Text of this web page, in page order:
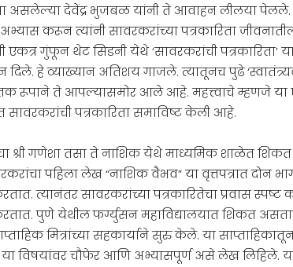
असलेल्या देवेंद्र भुजबळ यांनी ते आवाहन लीलया
करून त्यांनी सावरकरांच्या पत्रकारिता
गुंफून थेट सिडनी येथे ‘सावरकरांची पत्रकारिता’
दिले. हे व्याख्यान अतिशय गाजले. त्यातूनच पुढे
रूपाने ते आपल्यासमोर आले आहे. महत्त्वाचे म्हणजे या
सावरकरांची पत्रकारिता समाविष्ट केली आहे.
श्री गणेशा तसा ते नाशिक येथे माध्यमिक शाळेत शिकत
पहिला लेख “नाशिक वैभव” या वृत्तपत्रात दोन
त्यानंतर सावरकरांच्या पत्रकारितेचा प्रवास
पुणे येथील फर्ग्युसन महाविद्यालयात शिकत
मित्रांच्या सहकार्याने सुरु केले. या
या विषयांवर चौफेर आणि अभ्यासपूर्ण असे लेख लिहिले.